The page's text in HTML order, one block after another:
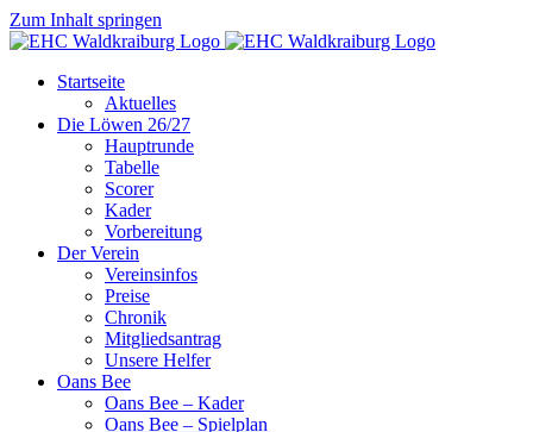
Zum Inhalt springen
Startseite
Aktuelles
Die Löwen 26/27
Hauptrunde
Tabelle
Scorer
Kader
Vorbereitung
Der Verein
Vereinsinfos
Preise
Chronik
Mitgliedsantrag
Unsere Helfer
Oans Bee
Oans Bee – Kader
Oans Bee – Spielplan